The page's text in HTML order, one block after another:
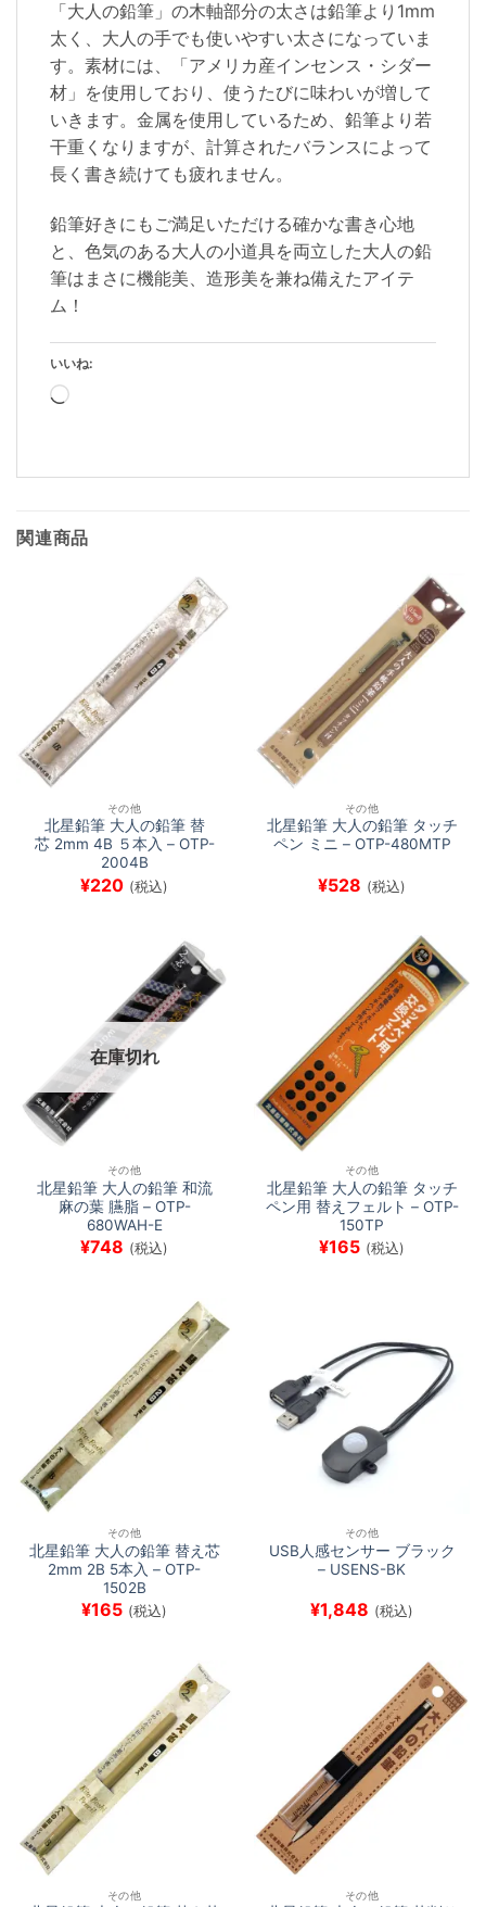
「大人の鉛筆」の木軸部分の太さは鉛筆より1mm
太く、大人の手でも使いやすい太さになっていま
す。素材には、「アメリカ産インセンス・シダー
材」を使用しており、使うたびに味わいが増して
いきます。金属を使用しているため、鉛筆より若
干重くなりますが、計算されたバランスによって
長く書き続けても疲れません。
鉛筆好きにもご満足いただける確かな書き心地
と、色気のある大人の小道具を両立した大人の鉛
筆はまさに機能美、造形美を兼ね備えたアイテ
ム！
いいね:
読
み
関連商品
その他
北星鉛筆 大人の鉛筆 替
芯 2mm 4B ５本入 – OTP-
2004B
¥220 (税込)
その他
北星鉛筆 大人の鉛筆 タッチ
ペン ミニ – OTP-480MTP
¥528 (税込)
在庫切れ
その他
北星鉛筆 大人の鉛筆 和流
麻の葉 臙脂 – OTP-
680WAH-E
¥748 (税込)
その他
北星鉛筆 大人の鉛筆 タッチ
ペン用 替えフェルト – OTP-
150TP
¥165 (税込)
その他
北星鉛筆 大人の鉛筆 替え芯
2mm 2B 5本入 – OTP-
1502B
¥165 (税込)
その他
USB人感センサー ブラック
– USENS-BK
¥1,848 (税込)
その他 その他